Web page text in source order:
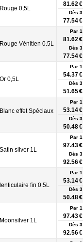
0,5L
81.62 €
Dès 3
77.54 €
Vénitien 0.5L
Par 1
81.62 €
Dès 3
77.54 €
0,5L
Par 1
54.37 €
Dès 3
51.65 €
effet Spéciaux
Par 1
53.14 €
Dès 3
50.48 €
silver 1L
Par 1
97.43 €
Dès 3
92.56 €
fin 0.5L
Par 1
53.14 €
Dès 3
50.48 €
1L
Par 1
97.43 €
Dès 3
92.56 €